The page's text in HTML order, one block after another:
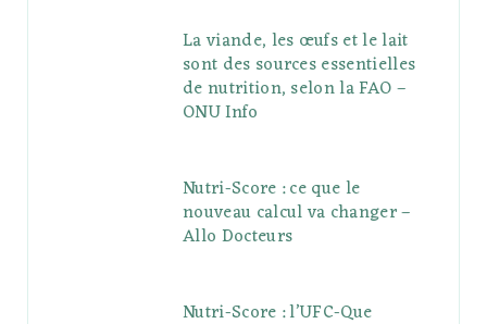
La viande, les œufs et le lait
sont des sources essentielles
de nutrition, selon la FAO –
ONU Info
Nutri-Score : ce que le
nouveau calcul va changer –
Allo Docteurs
Nutri-Score : l’UFC-Que